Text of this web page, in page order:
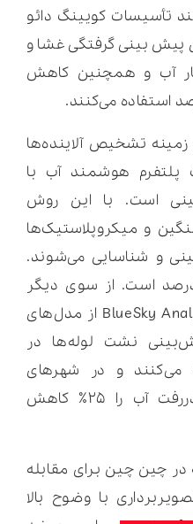
تأسیسات کویینگ دائو
پیش بینی گرفتگی غشا و
آب و همچنین کاهش
تشخیص آلاینده‌ها
هوشمند آب با
است. با این روش
و میکروپلاستیک‌ها
و شناسایی می‌شوند.
دقت این روش ۹۵ درصد است. از سوی دیگر
استارت اپ‌هایی مانند BlueSky Analytics از مدل‌های
نشت لوله‌ها در
می‌کنند و در شهرهای
آزمایشی مانند شنژن، هدررفت آب را ۲۵٪ کاهش
چین چین برای مقابله
با وضوح بالا